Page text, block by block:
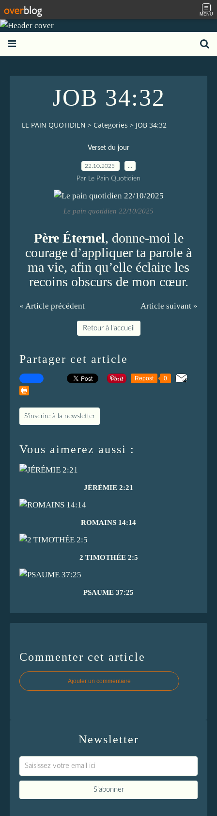
MENU
JOB 34:32
LE PAIN QUOTIDIEN > Categories > JOB 34:32
Verset du jour
22.10.2025
Par Le Pain Quotidien
Le pain quotidien 22/10/2025
Père Éternel, donne-moi le
courage d’appliquer ta parole à
ma vie, afin qu’elle éclaire les
recoins obscurs de mon cœur.
« Article précédent Article suivant »
Retour à l'accueil
Partager cet article
Repost 0
S'inscrire à la newsletter
Vous aimerez aussi :
JÉRÉMIE 2:21
ROMAINS 14:14
2 TIMOTHÉE 2:5
PSAUME 37:25
Commenter cet article
Ajouter un commentaire
Newsletter